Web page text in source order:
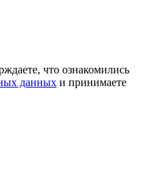
что ознакомились
данных и принимаете